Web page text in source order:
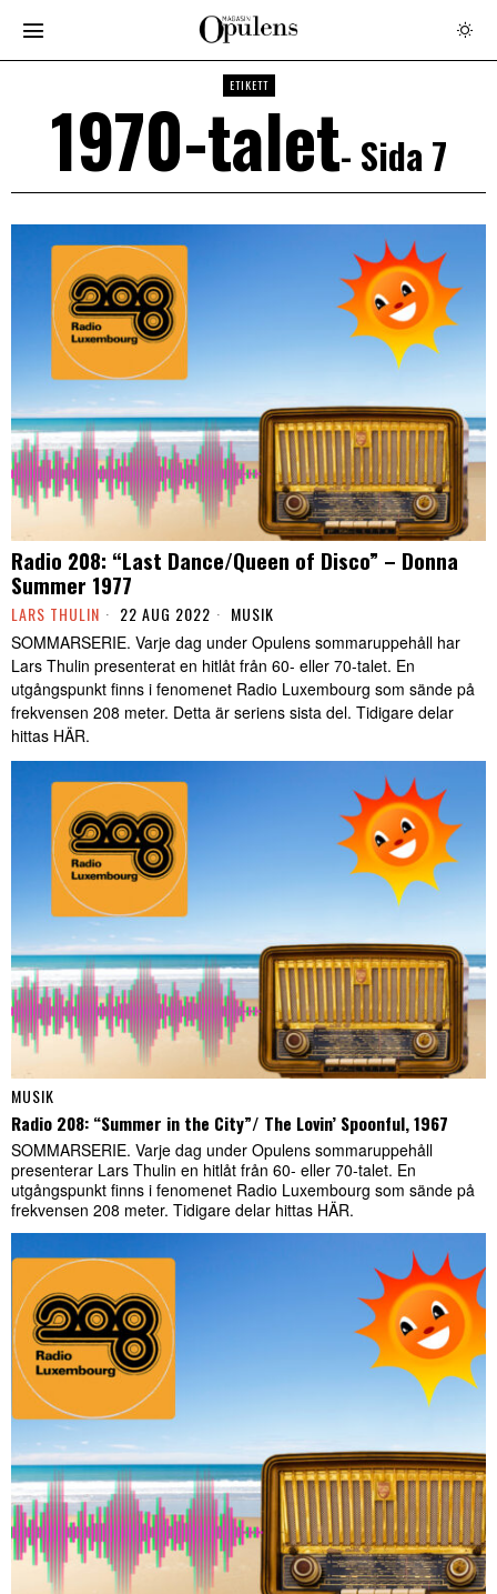
ETIKETT
1970-talet- Sida 7
Radio 208: “Last Dance/Queen of Disco” – Donna
Summer 1977
LARS THULIN 22 AUG 2022 MUSIK
SOMMARSERIE. Varje dag under Opulens sommaruppehåll har
Lars Thulin presenterat en hitlåt från 60- eller 70-talet. En
utgångspunkt finns i fenomenet Radio Luxembourg som sände på
frekvensen 208 meter. Detta är seriens sista del. Tidigare delar
hittas HÄR.
MUSIK
Radio 208: “Summer in the City”/ The Lovin’ Spoonful, 1967
SOMMARSERIE. Varje dag under Opulens sommaruppehåll
presenterar Lars Thulin en hitlåt från 60- eller 70-talet. En
utgångspunkt finns i fenomenet Radio Luxembourg som sände på
frekvensen 208 meter. Tidigare delar hittas HÄR.